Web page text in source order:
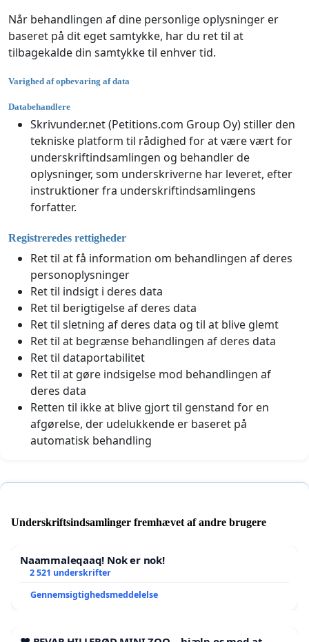
Når behandlingen af dine personlige oplysninger er
baseret på dit eget samtykke, har du ret til at
tilbagekalde din samtykke til enhver tid.
Varighed af opbevaring af data
Databehandlere
Skrivunder.net (Petitions.com Group Oy) stiller den
tekniske platform til rådighed for at være vært for
underskriftindsamlingen og behandler de
oplysninger, som underskriverne har leveret, efter
instruktioner fra underskriftindsamlingens
forfatter.
Registreredes rettigheder
Ret til at få information om behandlingen af deres
personoplysninger
Ret til indsigt i deres data
Ret til berigtigelse af deres data
Ret til sletning af deres data og til at blive glemt
Ret til at begrænse behandlingen af deres data
Ret til dataportabilitet
Ret til at gøre indsigelse mod behandlingen af
deres data
Retten til ikke at blive gjort til genstand for en
afgørelse, der udelukkende er baseret på
automatisk behandling
Underskriftsindsamlinger fremhævet af andre brugere
Naammaleqaaq! Nok er nok!
2 521 underskrifter
Gennemsigtighedsmeddelelse